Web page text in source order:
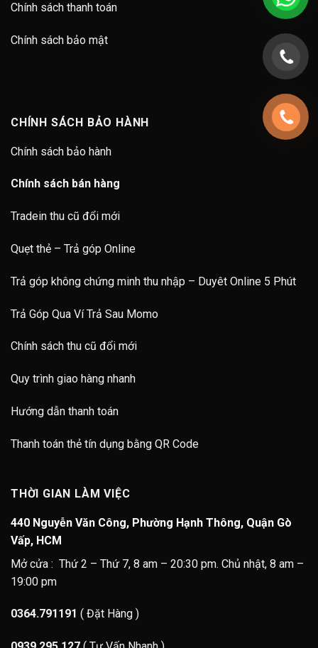
Chính sách thanh toán
Chính sách bảo mật
CHÍNH SÁCH BẢO HÀNH
Chính sách bảo hành
Chính sách bán hàng
Tradein thu cũ đổi mới
Quẹt thẻ – Trả góp Online
Trả góp không chứng minh thu nhập – Duyêt Online 5 Phút
Trả Góp Qua Ví Trả Sau Momo
Chính sách thu cũ đổi mới
Quy trình giao hàng nhanh
Hướng dẫn thanh toán
Thanh toán thẻ tín dụng bằng QR Code
THỜI GIAN LÀM VIỆC
440 Nguyễn Văn Công, Phường Hạnh Thông, Quận Gò
Vấp, HCM
Mở cửa : Thứ 2 – Thứ 7, 8 am – 20:30 pm. Chủ nhật, 8 am –
19:00 pm
0364.791191 ( Đặt Hàng )